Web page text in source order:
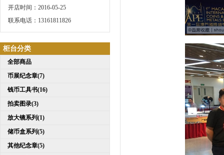
开店时间：2016-05-25
联系电话：13161811826
柜台分类
全部商品
币展纪念章(7)
钱币工具书(16)
拍卖图录(3)
放大镜系列(1)
储币盒系列(5)
其他纪念章(5)